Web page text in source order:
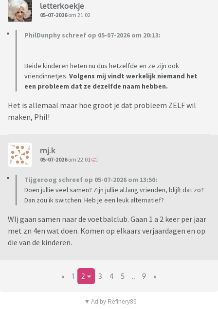
letterkoekje
05-07-2026om 21:02
PhilDunphy schreef op 05-07-2026 om 20:13:
Beide kinderen heten nu dus hetzelfde en ze zijn ook
vriendinnetjes. Volgens mij vindt werkelijk niemand het
een probleem dat ze dezelfde naam hebben.
Het is allemaal maar hoe groot je dat probleem ZELF wil
maken, Phil!
mj.k
05-07-2026om 22:01
Tijgeroog schreef op 05-07-2026 om 13:50:
Doen jullie veel samen? Zijn jullie al.lang vrienden, blijft dat zo?
Dan zou ik switchen. Heb je een leuk alternatief?
WIj gaan samen naar de voetbalclub. Gaan 1 a 2 keer per jaar
met zn 4en wat doen. Komen op elkaars verjaardagen en op
die van de kinderen.
« 1 2 3 4 5 9 »
▼ Ad by Refinery89